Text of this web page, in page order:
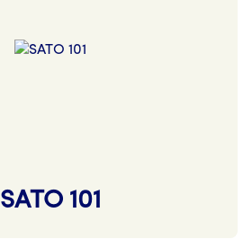
SATO 101